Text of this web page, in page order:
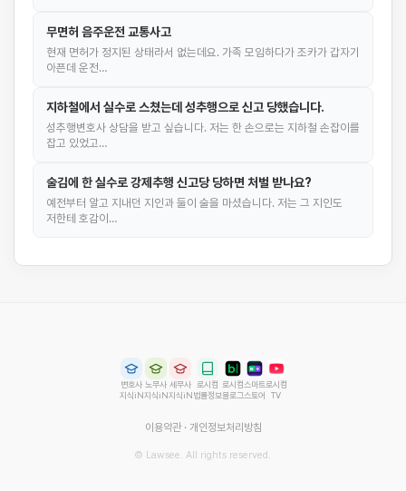
무면허 음주운전 교통사고
현재 면허가 정지된 상태라서 없는데요. 가족 모임하다가 조카가 갑자기
아픈데 운전…
지하철에서 실수로 스쳤는데 성추행으로 신고 당했습니다.
성추행변호사 상담을 받고 싶습니다. 저는 한 손으로는 지하철 손잡이를
잡고 있었고…
술김에 한 실수로 강제추행 신고당 당하면 처벌 받나요?
예전부터 알고 지내던 지인과 둘이 술을 마셨습니다. 저는 그 지인도
저한테 호감이…
변호사
지식iN
노무사
지식iN
세무사
지식iN
로시컴
법률정보
로시컴
블로그
스마트
스토어
로시컴
TV
이용약관· 개인정보처리방침
© Lawsee. All rights reserved.